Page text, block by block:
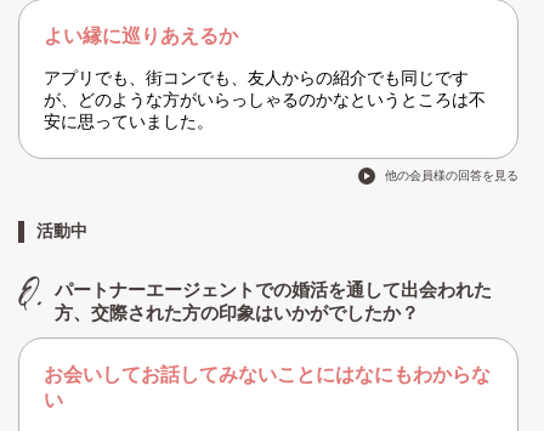
よい縁に巡りあえるか
アプリでも、街コンでも、友人からの紹介でも同じです
が、どのような方がいらっしゃるのかなというところは不
安に思っていました。
他の会員様の回答を見る
活動中
パートナーエージェントでの婚活を通して出会われた
方、交際された方の印象はいかがでしたか？
お会いしてお話してみないことにはなにもわからな
い